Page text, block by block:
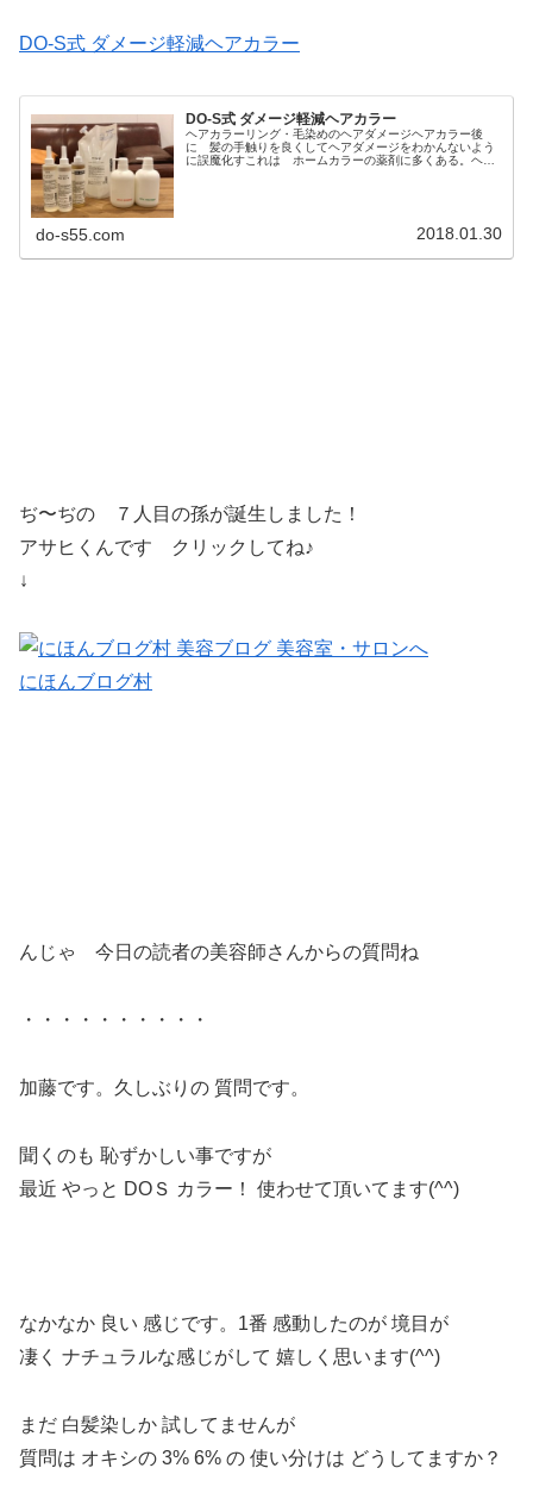
DO-S式 ダメージ軽減ヘアカラー
DO-S式 ダメージ軽減ヘアカラー
ヘアカラーリング・毛染めのヘアダメージヘアカラー後
に 髪の手触りを良くしてヘアダメージをわかんないよう
に誤魔化すこれは ホームカラーの薬剤に多くある。ヘア
do-s55.com 2018.01.30
ぢ〜ぢの ７人目の孫が誕生しました！
アサヒくんです クリックしてね♪
↓
にほんブログ村
んじゃ 今日の読者の美容師さんからの質問ね
・・・・・・・・・・
加藤です。久しぶりの 質問です。
聞くのも 恥ずかしい事ですが
最近 やっと DOＳ カラー！ 使わせて頂いてます(^^)
なかなか 良い 感じです。1番 感動したのが 境目が
凄く ナチュラルな感じがして 嬉しく思います(^^)
まだ 白髪染しか 試してませんが
質問は オキシの 3% 6% の 使い分けは どうしてますか？